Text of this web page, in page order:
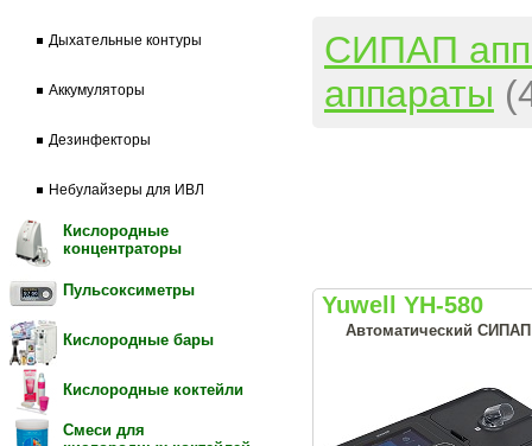
Дыхательные контуры
Аккумуляторы
Дезинфекторы
Небулайзеры для ИВЛ
Кислородные
концентраторы
Пульсоксиметры
Кислородные бары
Кислородные коктейли
Смеси для
СИПАП
аппараты
Yuwell YH-580
Автоматический СИПАП